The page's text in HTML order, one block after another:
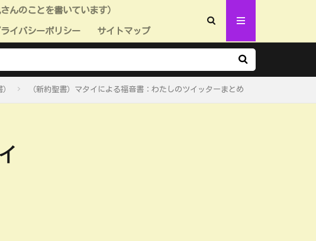
んのことを書いています）
イバシーポリシー サイトマップ
（新約聖書）マタイによる福音書：わたしのツイッターまとめ